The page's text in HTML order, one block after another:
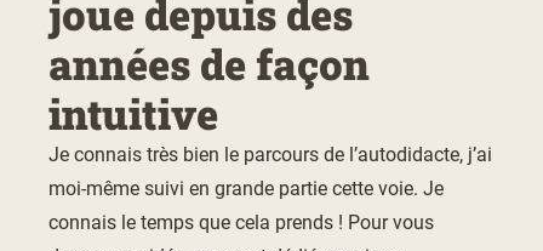
joue depuis des
années de façon
intuitive
Je connais très bien le parcours de l’autodidacte, j’ai
moi-même suivi en grande partie cette voie. Je
connais le temps que cela prends ! Pour vous